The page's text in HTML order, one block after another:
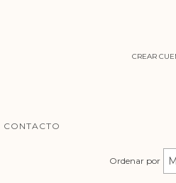
CREAR
CONTACTO
Ordenar por